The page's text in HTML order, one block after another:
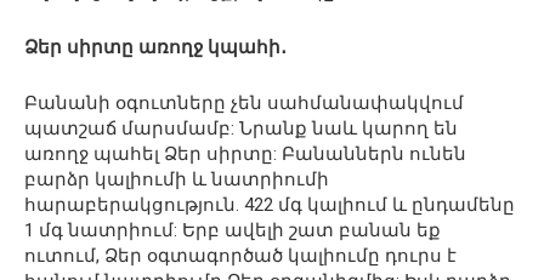
Ձեր սիրտը առողջ կպահի․
Բանանի օգուտները չեն սահմանափակվում
պատշաճ մարսմամբ: Նրանք նաև կարող են
առողջ պահել Ձեր սիրտը: Բանաններն ունեն
բարձր կալիումի և նատրիումի
հարաբերակցություն. 422 մգ կալիում և ընդամենը
1 մգ նատրիում: Երբ ավելի շատ բանան եք
ուտում, Ձեր օգտագործած կալիումը դուրս է